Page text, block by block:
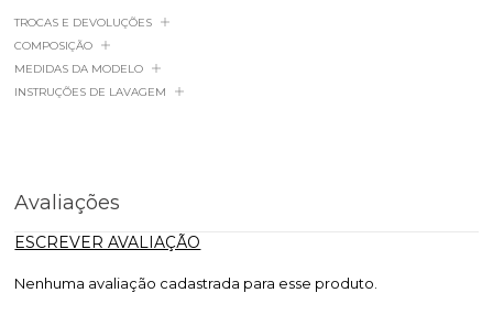
TROCAS E DEVOLUÇÕES
INSTRUÇÕES DE LAVAGEM
MEDIDAS DA MODELO
COMPOSIÇÃO
Avaliações
ESCREVER AVALIAÇÃO
Nenhuma avaliação cadastrada para esse produto.